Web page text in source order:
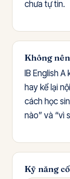
chưa tự tin.
Không
IB English
hay kể lại
cách học
nào” và “vì
Kỹ năng